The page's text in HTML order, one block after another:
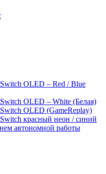
OLED – Red / Blue
OLED – White (Белая)
OLED (GameReplay)
красный неон / синий
автономной работы